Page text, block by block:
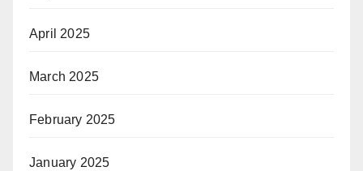
April 2025
March 2025
February 2025
January 2025